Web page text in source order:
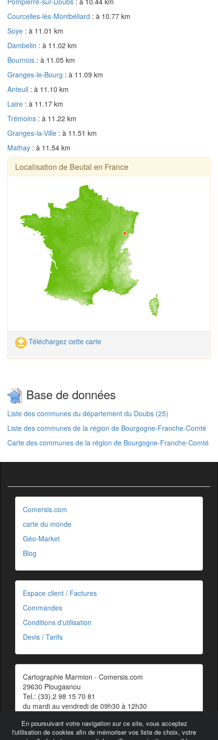
Courcelles-lès-Montbéliard : à 10.77 km
Soye : à 11.01 km
Dambelin : à 11.02 km
Bournois : à 11.05 km
Granges-le-Bourg : à 11.09 km
Anteuil : à 11.10 km
Laire : à 11.17 km
Trémoins : à 11.22 km
Granges-la-Ville : à 11.51 km
Mathay : à 11.54 km
Localisation de Beutal en France
Téléchargez cette carte
Base de données
Liste des communes du département du Doubs (25)
Liste des communes de la région de Bourgogne-Franche-Comté
Carte des communes de la région de Bourgogne-Franche-Comté
En poursuivant votre navigation sur ce site, vous acceptez
l'utilisation de cookies afin de mémoriser vos liste de choix, votre
Comersis.com
carte du monde
Géo-Market
Blog
Espace client / Factures
Commandes
Conditions d'utilisation
Devis / Tarifs
Cartographie Marmion - Comersis.com
29630 Plougasnou
Tel.: (33).2 98 15 70 81
du mardi au vendredi de 09h30 à 12h30
Contact